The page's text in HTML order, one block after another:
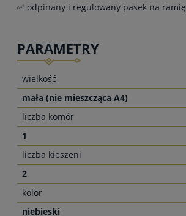
✅ odpinany i regulowany pasek na ramię
PARAMETRY
wielkość
mała (nie mieszcząca A4)
liczba komór
1
liczba kieszeni
2
kolor
niebieski